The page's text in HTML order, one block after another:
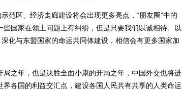
区、经济走廊建设将会出现更多亮点，“朋友圈”中的
国家在领土问题上有纠纷，但是只要我们以诚相待、以
化与东盟国家的命运共同体建设，相信会有更多国家加
之年，也是决胜全面小康的开局之年，中国外交也将进
各国的利益交汇点，建设各国人民共有共享的人类命运